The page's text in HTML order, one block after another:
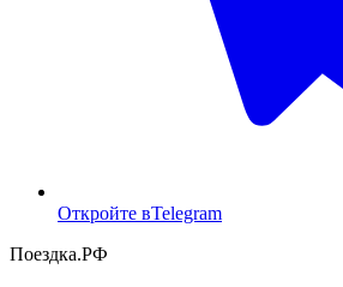
Откройте вTelegram
Поездка.РФ